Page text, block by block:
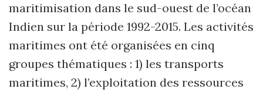
maritimisation dans le sud-ouest de l’océan
Indien sur la période 1992-2015. Les activités
maritimes ont été organisées en cinq
groupes thématiques : 1) les transports
maritimes, 2) l’exploitation des ressources